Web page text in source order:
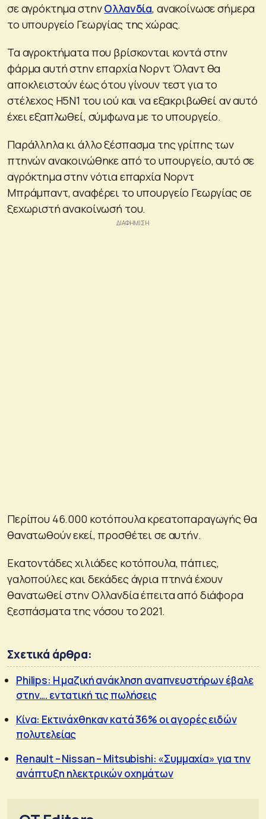
σε αγρόκτημα στηνΟλλανδία, ανακοίνωσε σήμερα
το υπουργείο Γεωργίας της χώρας.
Τα αγροκτήματα που βρίσκονται κοντά στην
φάρμα αυτή στην επαρχία Νορντ Όλαντ θα
αποκλειστούν έως ότου γίνουν τεστ για το
στέλεχος Η5Ν1 του ιού και να εξακριβωθεί αν αυτό
έχει εξαπλωθεί, σύμφωνα με το υπουργείο.
Παράλληλα κι άλλο ξέσπασμα της γρίπης των
πτηνών ανακοινώθηκε από το υπουργείο, αυτό σε
αγρόκτημα στην νότια επαρχία Νορντ
Μπράμπαντ, αναφέρει το υπουργείο Γεωργίας σε
ξεχωριστή ανακοίνωσή του.
Περίπου 46.000 κοτόπουλα κρεατοπαραγωγής θα
θανατωθούν εκεί, προσθέτει σε αυτήν.
Εκατοντάδες χιλιάδες κοτόπουλα, πάπιες,
γαλοπούλες και δεκάδες άγρια πτηνά έχουν
θανατωθεί στην Ολλανδία έπειτα από διάφορα
ξεσπάσματα της νόσου το 2021.
Σχετικά άρθρα:
Philips: Η μαζική ανάκληση αναπνευστήρων έβαλε
στην…. εντατική τις πωλήσεις
Κίνα: Εκτινάχθηκαν κατά 36% οι αγορές ειδών
πολυτελείας
Renault – Nissan – Mitsubishi: «Συμμαχία» για την
ανάπτυξη ηλεκτρικών οχημάτων